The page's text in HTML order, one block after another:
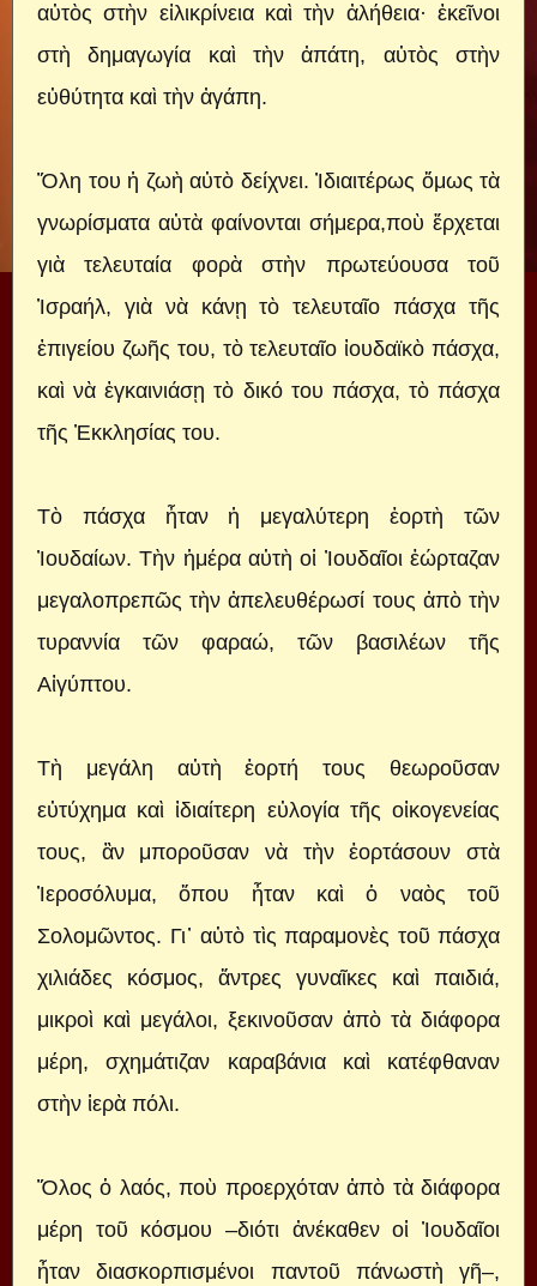
αὐτὸς στὴν εἰλικρίνεια καὶ τὴν ἀλήθεια· ἐκεῖνοι
στὴ δημαγωγία καὶ τὴν ἀπάτη, αὐτὸς στὴν
εὐθύτητα καὶ τὴν ἀγάπη.
Ὅλη του ἡ ζωὴ αὐτὸ δείχνει. Ἰδιαιτέρως ὅμως τὰ
γνωρίσματα αὐτὰ φαίνονται σήμερα,ποὺ ἔρχεται
γιὰ τελευταία φορὰ στὴν πρωτεύουσα τοῦ
Ἰσραήλ, γιὰ νὰ κάνῃ τὸ τελευταῖο πάσχα τῆς
ἐπιγείου ζωῆς του, τὸ τελευταῖο ἰουδαϊκὸ πάσχα,
καὶ νὰ ἐγκαινιάσῃ τὸ δικό του πάσχα, τὸ πάσχα
τῆς Ἐκκλησίας του.
Τὸ πάσχα ἦταν ἡ μεγαλύτερη ἑορτὴ τῶν
Ἰουδαίων. Τὴν ἡμέρα αὐτὴ οἱ Ἰουδαῖοι ἑώρταζαν
μεγαλοπρεπῶς τὴν ἀπελευθέρωσί τους ἀπὸ τὴν
τυραννία τῶν φαραώ, τῶν βασιλέων τῆς
Αἰγύπτου.
Τὴ μεγάλη αὐτὴ ἑορτή τους θεωροῦσαν
εὐτύχημα καὶ ἰδιαίτερη εὐλογία τῆς οἰκογενείας
τους, ἂν μποροῦσαν νὰ τὴν ἑορτάσουν στὰ
Ἰεροσόλυμα, ὅπου ἦταν καὶ ὁ ναὸς τοῦ
Σολομῶντος. Γι᾿ αὐτὸ τὶς παραμονὲς τοῦ πάσχα
χιλιάδες κόσμος, ἄντρες γυναῖκες καὶ παιδιά,
μικροὶ καὶ μεγάλοι, ξεκινοῦσαν ἀπὸ τὰ διάφορα
μέρη, σχημάτιζαν καραβάνια καὶ κατέφθαναν
στὴν ἱερὰ πόλι.
Ὅλος ὁ λαός, ποὺ προερχόταν ἀπὸ τὰ διάφορα
μέρη τοῦ κόσμου –διότι ἀνέκαθεν οἱ Ἰουδαῖοι
ἦταν διασκορπισμένοι παντοῦ πάνωστὴ γῆ–,